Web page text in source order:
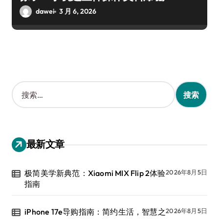
dawei 3 月 6, 2026
搜
索
：
最新文章
极简美学新典范：Xiaomi MIX Flip 2体验
指南
2026年8月5日
iPhone 17e导购指南：简约生活，智慧之2026年8月5日